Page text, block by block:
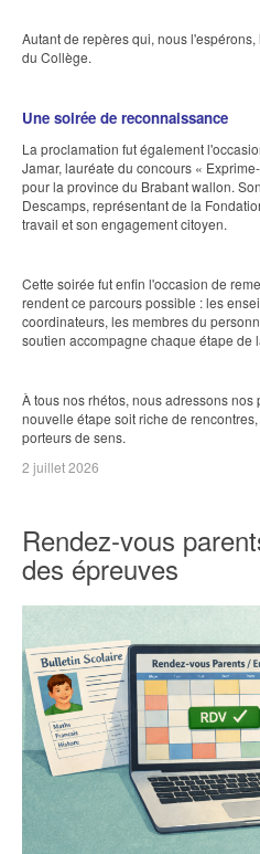
Autant de repères qui, nous
du Collège.
Une soirée de reconnaissance
La proclamation fut également
Jamar, lauréate du concours «
pour la province du Brabant wallon.
Descamps, représentant de la
travail et son engagement citoyen.
Cette soirée fut enfin l'occasion de
rendent ce parcours possible : les
coordinateurs, les membres du
soutien accompagne chaque étape de
À tous nos rhétos, nous adressons
nouvelle étape soit riche de
porteurs de sens.
2 juillet 2026
Rendez-vous
des épreuves